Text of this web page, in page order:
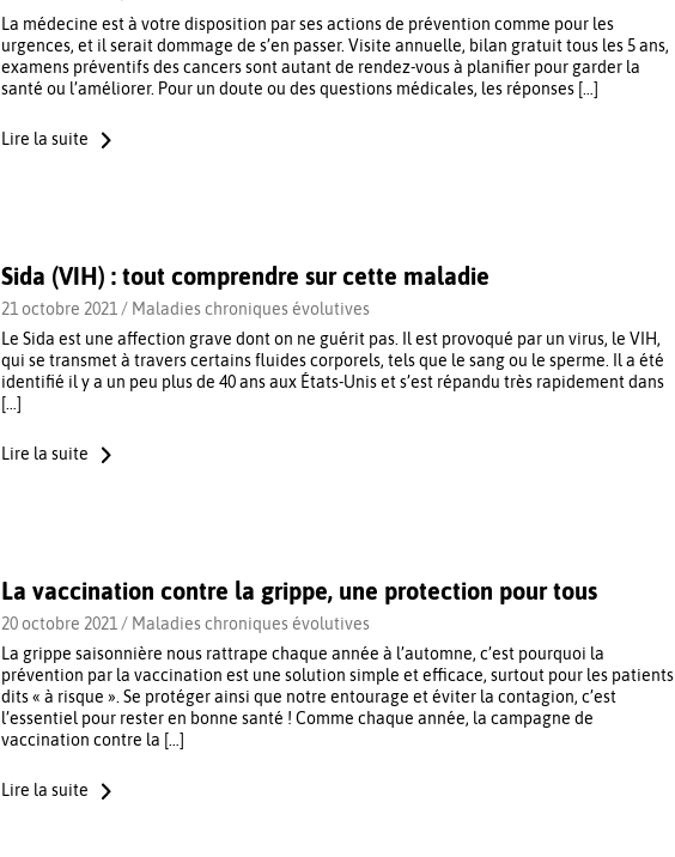
La médecine est à votre disposition par ses actions de prévention comme pour les
urgences, et il serait dommage de s’en passer. Visite annuelle, bilan gratuit tous les 5 ans,
examens préventifs des cancers sont autant de rendez-vous à planifier pour garder la
santé ou l’améliorer. Pour un doute ou des questions médicales, les réponses […]
Lire la suite
Sida (VIH) : tout comprendre sur cette maladie
21 octobre 2021 / Maladies chroniques évolutives
Le Sida est une affection grave dont on ne guérit pas. Il est provoqué par un virus, le VIH,
qui se transmet à travers certains fluides corporels, tels que le sang ou le sperme. Il a été
identifié il y a un peu plus de 40 ans aux États-Unis et s’est répandu très rapidement dans
[…]
Lire la suite
La vaccination contre la grippe, une protection pour tous
20 octobre 2021 / Maladies chroniques évolutives
La grippe saisonnière nous rattrape chaque année à l’automne, c’est pourquoi la
prévention par la vaccination est une solution simple et efficace, surtout pour les patients
dits « à risque ». Se protéger ainsi que notre entourage et éviter la contagion, c’est
l’essentiel pour rester en bonne santé ! Comme chaque année, la campagne de
vaccination contre la […]
Lire la suite